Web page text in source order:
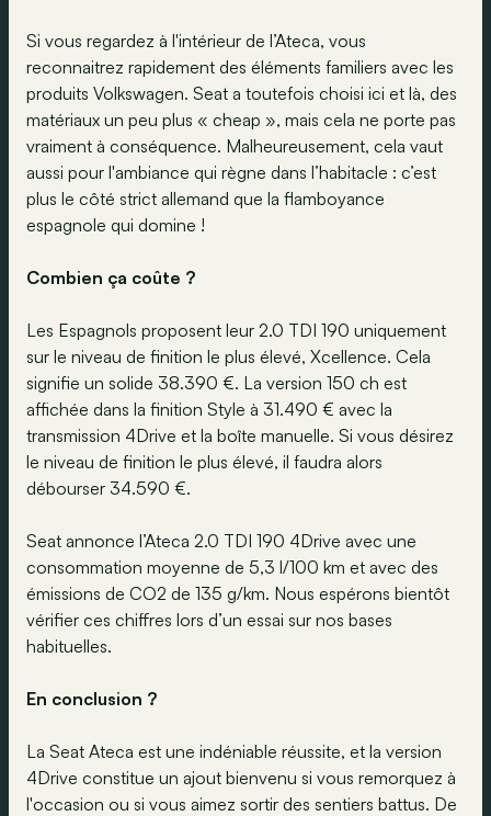
Si vous regardez à l'intérieur de l’Ateca, vous
reconnaitrez rapidement des éléments familiers avec les
produits Volkswagen. Seat a toutefois choisi ici et là, des
matériaux un peu plus « cheap », mais cela ne porte pas
vraiment à conséquence. Malheureusement, cela vaut
aussi pour l'ambiance qui règne dans l’habitacle : c’est
plus le côté strict allemand que la flamboyance
espagnole qui domine !
Combien ça coûte ?
Les Espagnols proposent leur 2.0 TDI 190 uniquement
sur le niveau de finition le plus élevé, Xcellence. Cela
signifie un solide 38.390 €. La version 150 ch est
affichée dans la finition Style à 31.490 € avec la
transmission 4Drive et la boîte manuelle. Si vous désirez
le niveau de finition le plus élevé, il faudra alors
débourser 34.590 €.
Seat annonce l’Ateca 2.0 TDI 190 4Drive avec une
consommation moyenne de 5,3 l/100 km et avec des
émissions de CO2 de 135 g/km. Nous espérons bientôt
vérifier ces chiffres lors d’un essai sur nos bases
habituelles.
En conclusion ?
La Seat Ateca est une indéniable réussite, et la version
4Drive constitue un ajout bienvenu si vous remorquez à
l'occasion ou si vous aimez sortir des sentiers battus. De